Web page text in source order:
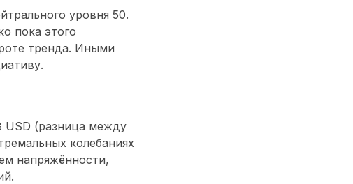
уровня 50.
пока этого
тренда. Иными
USD (разница между
колебаниях
напряжённости,